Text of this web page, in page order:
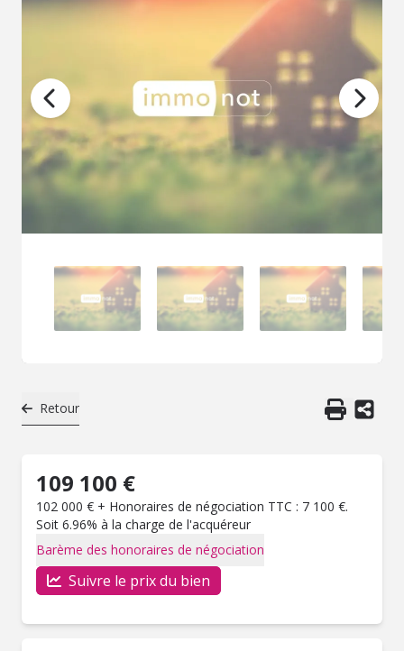
Retour
109 100 €
102 000 € + Honoraires de négociation TTC : 7 100 €.
Soit 6.96% à la charge de l'acquéreur
Barème des honoraires de négociation
Suivre le prix du bien